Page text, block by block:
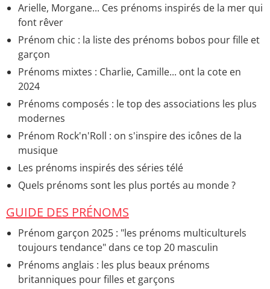
Arielle, Morgane... Ces prénoms inspirés de la mer qui
font rêver
Prénom chic : la liste des prénoms bobos pour fille et
garçon
Prénoms mixtes : Charlie, Camille... ont la cote en
2024
Prénoms composés : le top des associations les plus
modernes
Prénom Rock'n'Roll : on s'inspire des icônes de la
musique
Les prénoms inspirés des séries télé
Quels prénoms sont les plus portés au monde ?
GUIDE DES PRÉNOMS
Prénom garçon 2025 : "les prénoms multiculturels
toujours tendance" dans ce top 20 masculin
Prénoms anglais : les plus beaux prénoms
britanniques pour filles et garçons